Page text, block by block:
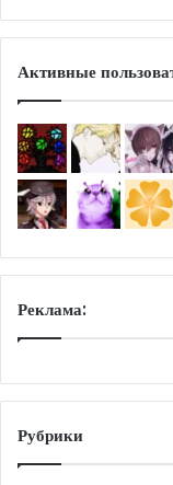
Активные
Реклама:
Рубрики